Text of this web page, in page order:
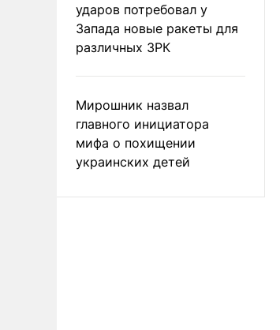
ударов потребовал у
Запада новые ракеты для
различных ЗРК
Мирошник назвал
главного инициатора
мифа о похищении
украинских детей